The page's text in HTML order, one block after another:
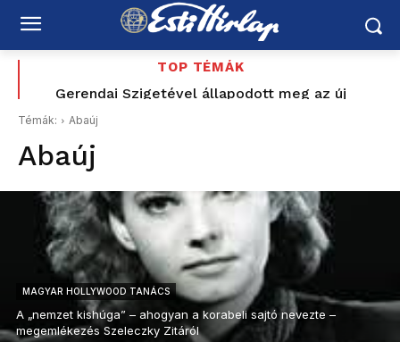
TOP TÉMÁK
Gerendai Szigetével állapodott meg az új
közmédia – a fesztiválalapító Magyar Péter
„Felidézi a dicstelen múltat” – a MÚOSZ szerint
sem volt rendben Magyar Péter közmédiának
Témák: Abaúj
Abaúj
MAGYAR HOLLYWOOD TANÁCS
A „nemzet kishúga” – ahogyan a korabeli sajtó nevezte –
megemlékezés Szeleczky Zitáról